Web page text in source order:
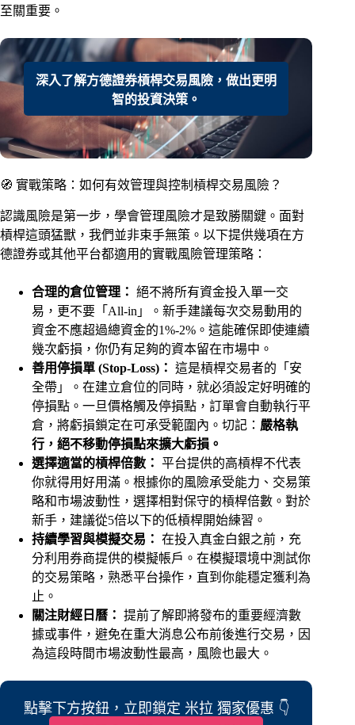
至關重要。
深入了解方德證券槓桿交易風險，做出更明
智的投資決策。
🧭 實戰策略：如何有效管理與控制槓桿交易風險？
認識風險是第一步，學會管理風險才是致勝關鍵。面對
槓桿這頭猛獸，我們並非束手無策。以下提供幾項在方
德證券或其他平台都適用的實戰風險管理策略：
合理的倉位管理： 絕不將所有資金投入單一交
易，更不要「All-in」。新手建議每次交易動用的
資金不應超過總資金的1%-2%。這能確保即使連續
幾次虧損，你仍有足夠的資本留在市場中。
善用停損單 (Stop-Loss)： 這是槓桿交易者的「安
全帶」。在建立倉位的同時，就必須設定好明確的
停損點。一旦價格觸及停損點，訂單會自動執行平
倉，將虧損鎖定在可承受範圍內。切記： 嚴格執
行，絕不移動停損點來擴大虧損。
選擇適當的槓桿倍數： 平台提供的高槓桿不代表
你就得用好用滿。根據你的風險承受能力、交易策
略和市場波動性，選擇相對保守的槓桿倍數。對於
新手，建議從5倍以下的低槓桿開始練習。
持續學習與模擬交易： 在投入真金白銀之前，充
分利用券商提供的模擬帳戶。在模擬環境中測試你
的交易策略，熟悉平台操作，直到你能穩定獲利為
止。
關注財經日曆： 提前了解即將發布的重要經濟數
據或事件，避免在重大消息公布前後進行交易，因
為這段時間市場波動性最高，風險也最大。
點擊下方按鈕，立即鎖定 米拉 獨家優惠 👇